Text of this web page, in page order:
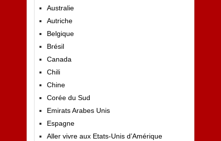
Australie
Autriche
Belgique
Brésil
Canada
Chili
Chine
Corée du Sud
Emirats Arabes Unis
Espagne
Aller vivre aux Etats-Unis d’Amérique